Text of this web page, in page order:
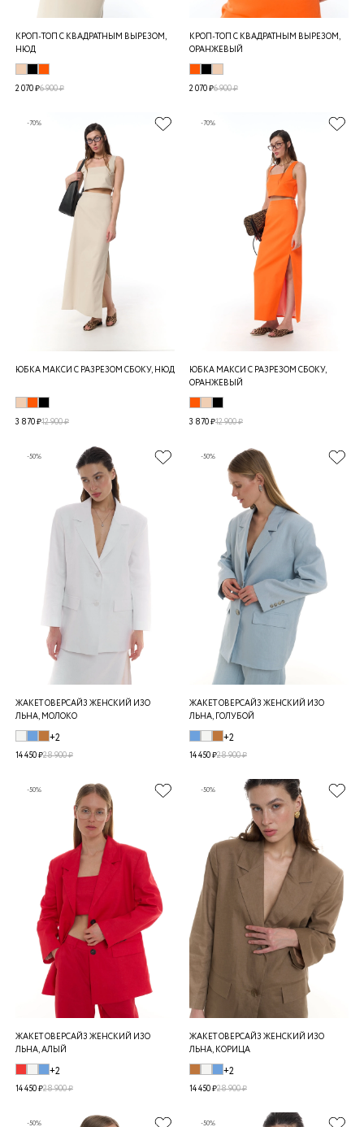
КРОП-ТОП С КВАДРАТНЫМ ВЫРЕЗОМ,
НЮД
2 070 ₽6 900 ₽
КРОП-ТОП С КВАДРАТНЫМ ВЫРЕЗОМ,
ОРАНЖЕВЫЙ
2 070 ₽6 900 ₽
-70%
ЮБКА МАКСИ C РАЗРЕЗОМ СБОКУ, НЮД
3 870 ₽12 900 ₽
-70%
ЮБКА МАКСИ C РАЗРЕЗОМ СБОКУ,
ОРАНЖЕВЫЙ
3 870 ₽12 900 ₽
-50%
ЖАКЕТ ОВЕРСАЙЗ ЖЕНСКИЙ ИЗО
ЛЬНА, МОЛОКО
+2
14 450 ₽28 900 ₽
-50%
ЖАКЕТ ОВЕРСАЙЗ ЖЕНСКИЙ ИЗО
ЛЬНА, ГОЛУБОЙ
+2
14 450 ₽28 900 ₽
-50%
ЖАКЕТ ОВЕРСАЙЗ ЖЕНСКИЙ ИЗО
ЛЬНА, АЛЫЙ
+2
14 450 ₽28 900 ₽
-50%
ЖАКЕТ ОВЕРСАЙЗ ЖЕНСКИЙ ИЗО
ЛЬНА, КОРИЦА
+2
14 450 ₽28 900 ₽
-50% -50%